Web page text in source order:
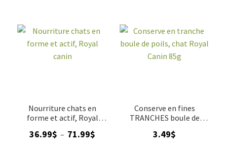
Nourriture chats en
forme et actif, Royal
36.99$ – 71.99$
Conserve en fines
TRANCHES boule de
85g
3.49$